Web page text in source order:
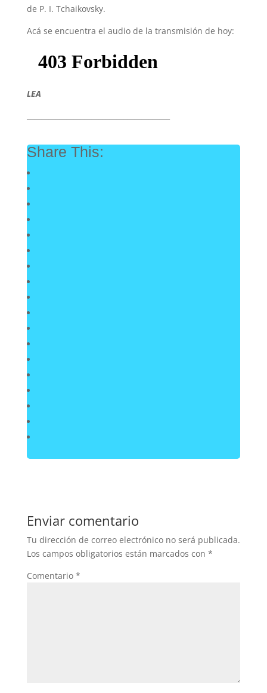
de P. I. Tchaikovsky.
Acá se encuentra el audio de la transmisión de hoy:
LEA
Share This:
Enviar comentario
Tu dirección de correo electrónico no será publicada.
Los campos obligatorios están marcados con *
Comentario *